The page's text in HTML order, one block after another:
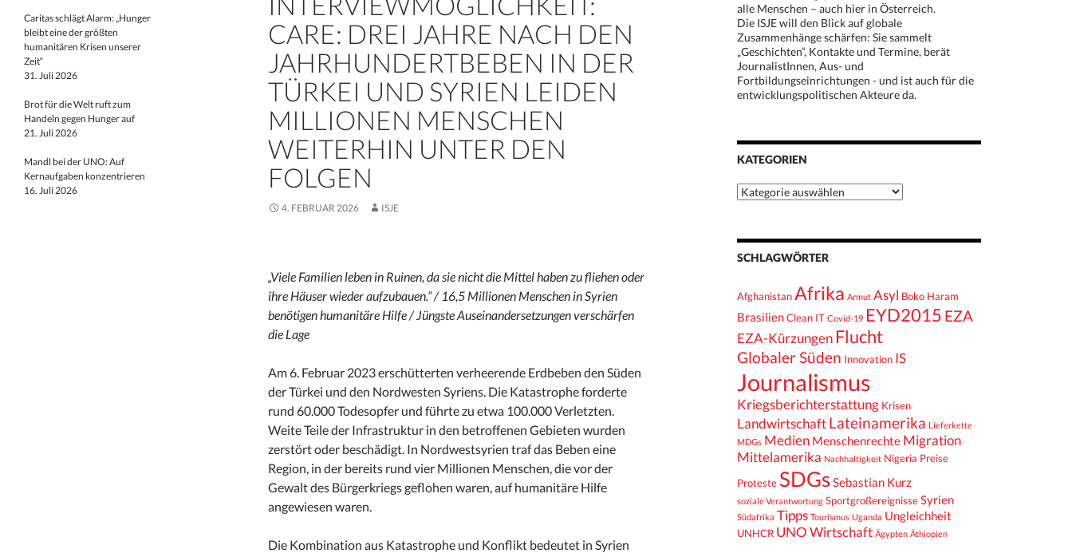
CARE: DREI JAHRE NACH DEN
JAHRHUNDERTBEBEN IN DER
TÜRKEI UND SYRIEN LEIDEN
MILLIONEN MENSCHEN
WEITERHIN UNTER DEN
FOLGEN
4. FEBRUAR 2026 ISJE
„Viele Familien leben in Ruinen, da sie nicht die Mittel haben zu fliehen oder
ihre Häuser wieder aufzubauen.“ / 16,5 Millionen Menschen in Syrien
benötigen humanitäre Hilfe / Jüngste Auseinandersetzungen verschärfen
die Lage
Am 6. Februar 2023 erschütterten verheerende Erdbeben den Süden
der Türkei und den Nordwesten Syriens. Die Katastrophe forderte
rund 60.000 Todesopfer und führte zu etwa 100.000 Verletzten.
Weite Teile der Infrastruktur in den betroffenen Gebieten wurden
zerstört oder beschädigt. In Nordwestsyrien traf das Beben eine
Region, in der bereits rund vier Millionen Menschen, die vor der
Gewalt des Bürgerkriegs geflohen waren, auf humanitäre Hilfe
angewiesen waren.
Die Kombination aus Katastrophe und Konflikt bedeutet in Syrien
alle Menschen – auch hier in Österreich.
Die ISJE will den Blick auf globale
Zusammenhänge schärfen: Sie sammelt
„Geschichten“, Kontakte und Termine, berät
JournalistInnen, Aus- und
Fortbildungseinrichtungen - und ist auch für die
entwicklungspolitischen Akteure da.
KATEGORIEN
Kategorien
SCHLAGWÖRTER
AfghanistanAfrika Armut Asyl Boko Haram
BrasilienClean IT Covid-19 EYD2015 EZA
EZA-Kürzungen Flucht
Globaler Süden Innovation IS
Journalismus
Kriegsberichterstattung Krisen
Landwirtschaft Lateinamerika Lieferkette
MDGs Medien Menschenrechte Migration
Mittelamerika Nachhaltigkeit Nigeria Preise
Proteste SDGsSebastian Kurz
soziale Verantwortung SportgroßereignisseSyrien
Südafrika Tipps Tourismus Uganda Ungleichheit
UNHCR UNO Wirtschaft Ägypten Äthiopien
Caritas schlägt Alarm: „Hunger
bleibt eine der größten
humanitären Krisen unserer
Zeit“
31. Juli 2026
Brot für die Welt ruft zum
Handeln gegen Hunger auf
21. Juli 2026
Mandl bei der UNO: Auf
Kernaufgaben konzentrieren
16. Juli 2026